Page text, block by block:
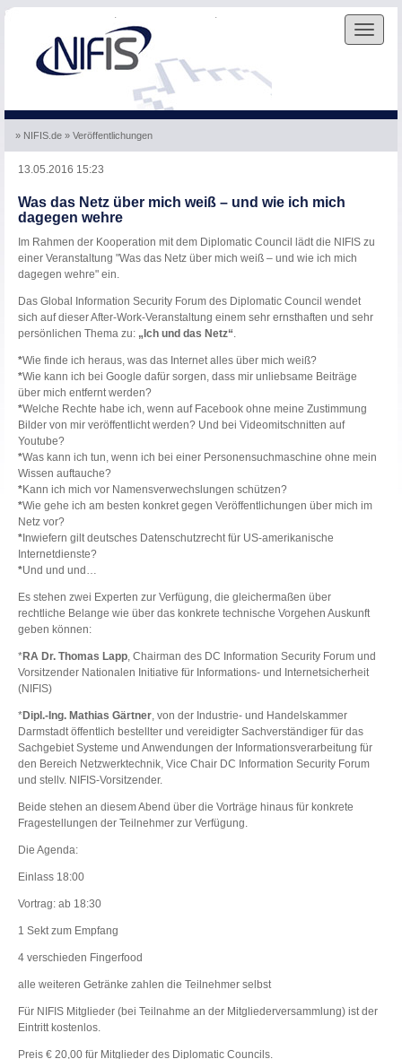
Skip to the navigation .
.
Toggle
» NIFIS.de » Veröffentlichungen
13.05.2016 15:23
Was das Netz über mich weiß – und wie ich mich
dagegen wehre
Im Rahmen der Kooperation mit dem Diplomatic Council lädt die NIFIS zu
einer Veranstaltung "Was das Netz über mich weiß – und wie ich mich
dagegen wehre" ein.
Das Global Information Security Forum des Diplomatic Council wendet
sich auf dieser After-Work-Veranstaltung einem sehr ernsthaften und sehr
persönlichen Thema zu: „Ich und das Netz“.
*Wie finde ich heraus, was das Internet alles über mich weiß?
*Wie kann ich bei Google dafür sorgen, dass mir unliebsame Beiträge
über mich entfernt werden?
*Welche Rechte habe ich, wenn auf Facebook ohne meine Zustimmung
Bilder von mir veröffentlicht werden? Und bei Videomitschnitten auf
Youtube?
*Was kann ich tun, wenn ich bei einer Personensuchmaschine ohne mein
Wissen auftauche?
*Kann ich mich vor Namensverwechslungen schützen?
*Wie gehe ich am besten konkret gegen Veröffentlichungen über mich im
Netz vor?
* Inwiefern gilt deutsches Datenschutzrecht für US-amerikanische
Internetdienste?
*Und und und…
Es stehen zwei Experten zur Verfügung, die gleichermaßen über
rechtliche Belange wie über das konkrete technische Vorgehen Auskunft
geben können:
*RA Dr. Thomas Lapp, Chairman des DC Information Security Forum und
Vorsitzender Nationalen Initiative für Informations- und Internetsicherheit
(NIFIS)
*Dipl.-Ing. Mathias Gärtner, von der Industrie- und Handelskammer
Darmstadt öffentlich bestellter und vereidigter Sachverständiger für das
Sachgebiet Systeme und Anwendungen der Informationsverarbeitung für
den Bereich Netzwerktechnik, Vice Chair DC Information Security Forum
und stellv. NIFIS-Vorsitzender.
Beide stehen an diesem Abend über die Vorträge hinaus für konkrete
Fragestellungen der Teilnehmer zur Verfügung.
Die Agenda:
Einlass 18:00
Vortrag: ab 18:30
1 Sekt zum Empfang
4 verschieden Fingerfood
alle weiteren Getränke zahlen die Teilnehmer selbst
Für NIFIS Mitglieder (bei Teilnahme an der Mitgliederversammlung) ist der
Eintritt kostenlos.
Preis € 20,00 für Mitglieder des Diplomatic Councils.